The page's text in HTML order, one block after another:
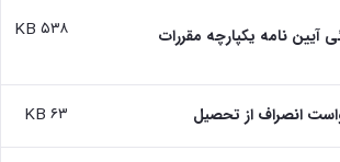
آیین نامه یکپارچه مقررات
۵۳۸ KB
انصراف از تحصیل ۶۳ KB